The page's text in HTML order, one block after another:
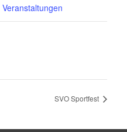
Veranstaltungen
SVO Sportfest